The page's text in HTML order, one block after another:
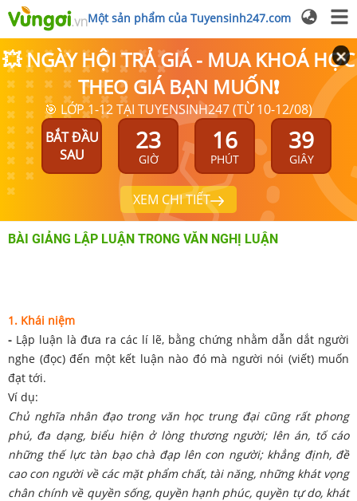
Một sản phẩm của Tuyensinh247.com
💥 NGÀY HỘI TRẢ GIÁ - MUA KHOÁ HỌC
THEO GIÁ BẠN MUỐN❗
🎯 LỚP 1-12 TẠI TUYENSINH247 (TỪ 10-12/08)
BẮT ĐẦU
SAU
23
GIỜ
16
PHÚT
39
GIÂY
XEM CHI TIẾT
BÀI GIẢNG LẬP LUẬN TRONG VĂN NGHỊ LUẬN
1. Khái niệm
- Lập luận là đưa ra các lí lẽ, bằng chứng nhằm dẫn dắt người
nghe (đọc) đến một kết luận nào đó mà người nói (viết) muốn
đạt tới.
Ví dụ:
Chủ nghĩa nhân đạo trong văn học trung đại cũng rất phong
phú, đa dạng, biểu hiện ở lòng thương người; lên án, tố cáo
những thế lực tàn bạo chà đạp lên con người; khẳng định, đề
cao con người về các mặt phẩm chất, tài năng, những khát vọng
chân chính về quyền sống, quyền hạnh phúc, quyền tự do, khát